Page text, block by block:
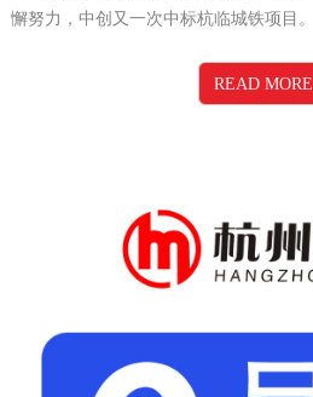
懈努力，中创又一次中标杭临城铁项目。
READ MORE